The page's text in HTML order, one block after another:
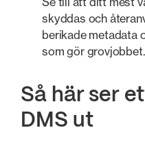
skyddas och
berikade metadata
som gör grovjobbet.
Så här ser
DMS ut